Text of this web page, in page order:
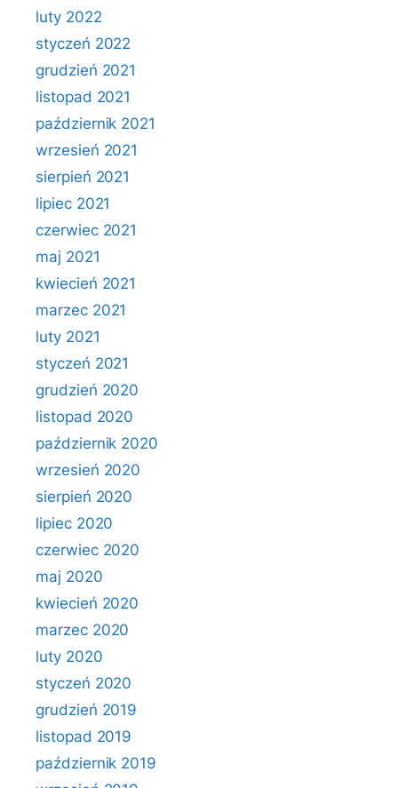
luty 2022
styczeń 2022
grudzień 2021
listopad 2021
październik 2021
wrzesień 2021
sierpień 2021
lipiec 2021
czerwiec 2021
maj 2021
kwiecień 2021
marzec 2021
luty 2021
styczeń 2021
grudzień 2020
listopad 2020
październik 2020
wrzesień 2020
sierpień 2020
lipiec 2020
czerwiec 2020
maj 2020
kwiecień 2020
marzec 2020
luty 2020
styczeń 2020
grudzień 2019
listopad 2019
październik 2019